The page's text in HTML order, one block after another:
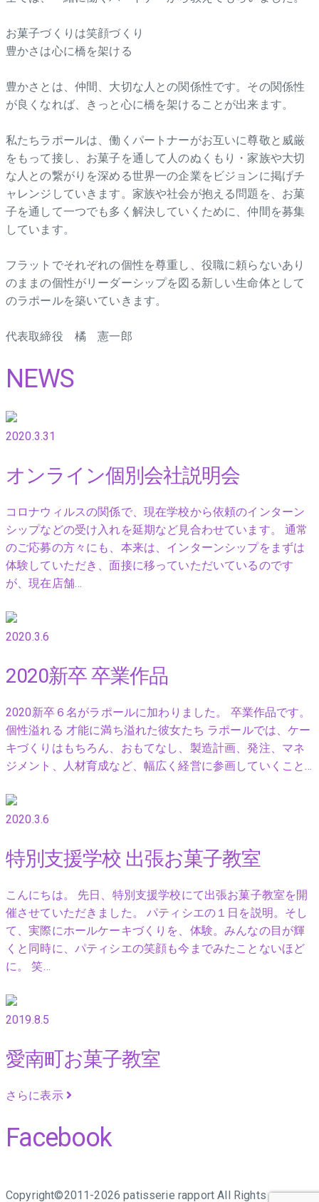
お菓子づくりは笑顔づくり
豊かさは心に橋を架ける
豊かさとは、仲間、大切な人との関係性です。その関係性
が良くなれば、きっと心に橋を架けることが出来ます。
私たちラポールは、働くパートナーがお互いに尊敬と威厳
をもって接し、お菓子を通して人のぬくもり・家族や大切
な人との繋がりを深める世界一の企業をビジョンに掲げチ
ャレンジしていきます。家族や社会が抱える問題を、お菓
子を通して一つでも多く解決していくために、仲間を募集
しています。
フラットでそれぞれの個性を尊重し、役職に頼らないあり
のままの個性がリーダーシップを図る新しい生命体として
のラポールを築いていきます。
代表取締役 橘 憲一郎
NEWS
2020.3.31
オンライン個別会社説明会
コロナウィルスの関係で、現在学校から依頼のインターン
シップなどの受け入れを延期など見合わせています。 通常
のご応募の方々にも、本来は、インターンシップをまずは
体験していただき、面接に移っていただいているのです
が、現在店舗…
2020.3.6
2020新卒 卒業作品
2020新卒６名がラポールに加わりました。 卒業作品です。
個性溢れる 才能に満ち溢れた彼女たち ラポールでは、ケー
キづくりはもちろん、おもてなし、製造計画、発注、マネ
ジメント、人材育成など、幅広く経営に参画していくこと…
2020.3.6
特別支援学校 出張お菓子教室
こんにちは。 先日、特別支援学校にて出張お菓子教室を開
催させていただきました。 パティシエの１日を説明。そし
て、実際にホールケーキづくりを、体験。みんなの目が輝
くと同時に、パティシエの笑顔も今までみたことないほど
に。 笑…
2019.8.5
愛南町お菓子教室
さらに表示
Facebook
Copyright©2011-2026 patisserie rapport All Rights